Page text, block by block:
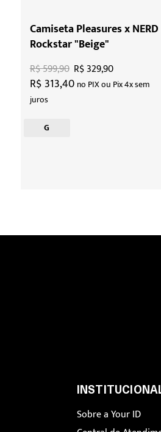
Camiseta Pleasures x NERD
Rockstar "Beige"
R$ 313,40 no PIX ou Pix 4x sem
juros
R$ 599,90 R$ 329,90
G
Sobre a Your ID